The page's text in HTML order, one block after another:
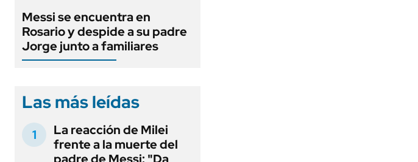
Messi se encuentra en
Rosario y despide a su padre
Jorge junto a familiares
Las más leídas
La reacción de Milei
frente a la muerte del